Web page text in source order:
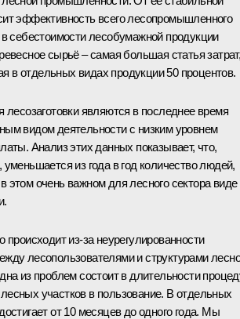
эффективность всего лесопромышленного
себестоимости лесобумажной продукции
сырьё – самая большая статья
в отдельных видах продукции 50 процентов.
лесозаготовки являются в последнее время
видом деятельности с низким уровнем
Анализ этих данных показывает, что,
из года в год количество людей,
этом очень важном для лесного сектора виде
происходит из‑за неурегулированности
лесопользователями и структурами
из проблем состоит в длительности
участков в пользование. В отдельных
от 10 месяцев до одного года. Мы